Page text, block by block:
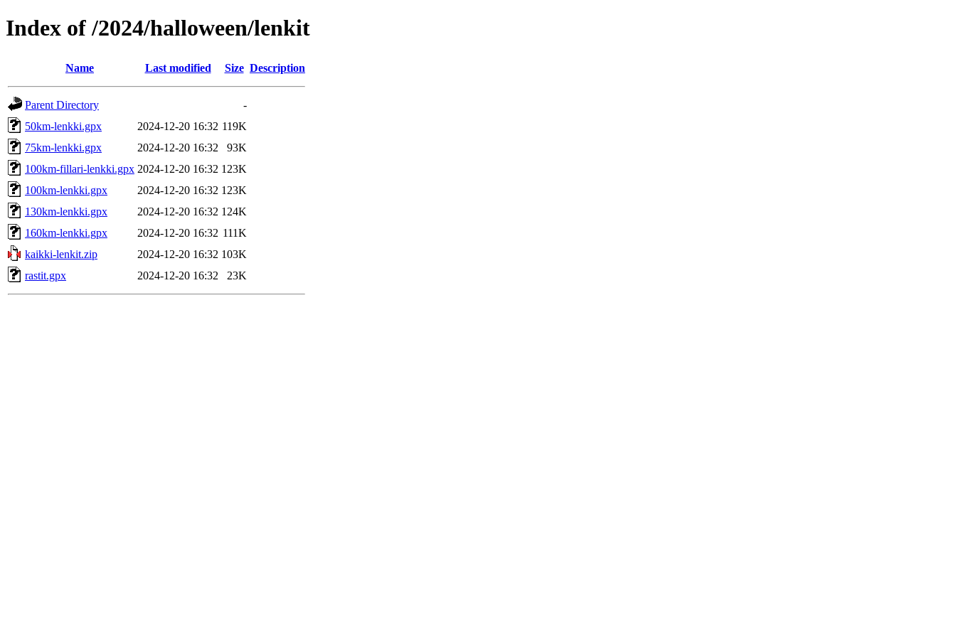
Index of /2024/halloween/lenkit
Name Last modified Size Description
Parent Directory
-
50km-lenkki.gpx
2024-12-20 16:32 119K
75km-lenkki.gpx
2024-12-20 16:32
93K
100km-fillari-lenkki.gpx 2024-12-20 16:32 123K
100km-lenkki.gpx
2024-12-20 16:32 123K
130km-lenkki.gpx
2024-12-20 16:32 124K
160km-lenkki.gpx
2024-12-20 16:32 111K
kaikki-lenkit.zip
2024-12-20 16:32 103K
rastit.gpx
2024-12-20 16:32 23K